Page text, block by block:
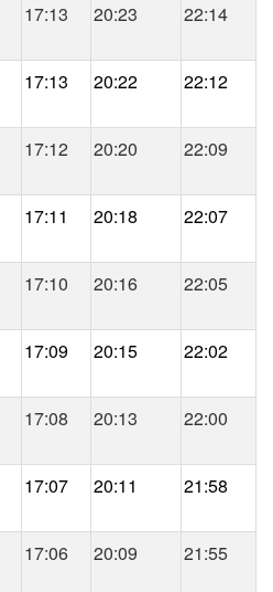
17:13 20:23 22:14
17:13 20:22 22:12
17:12 20:20 22:09
17:11 20:18 22:07
17:10 20:16 22:05
17:09 20:15 22:02
17:08 20:13 22:00
17:07 20:11 21:58
17:06 20:09 21:55